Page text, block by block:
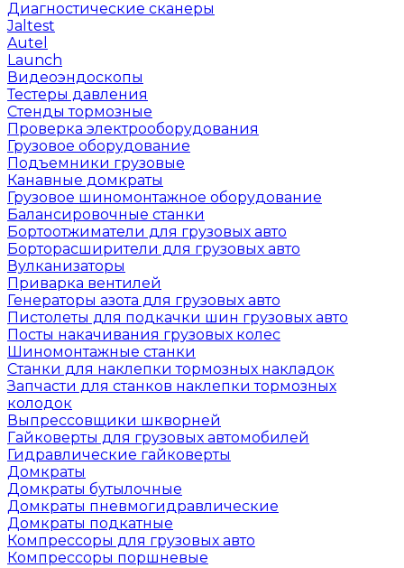
Диагностические сканеры
Jaltest
Autel
Launch
Видеоэндоскопы
Тестеры давления
Стенды тормозные
Проверка электрооборудования
Грузовое оборудование
Подъемники грузовые
Канавные домкраты
Грузовое шиномонтажное оборудование
Балансировочные станки
Бортоотжиматели для грузовых авто
Борторасширители для грузовых авто
Вулканизаторы
Приварка вентилей
Генераторы азота для грузовых авто
Пистолеты для подкачки шин грузовых авто
Посты накачивания грузовых колес
Шиномонтажные станки
Станки для наклепки тормозных накладок
Запчасти для станков наклепки тормозных
колодок
Выпрессовщики шкворней
Гайковерты для грузовых автомобилей
Гидравлические гайковерты
Домкраты
Домкраты бутылочные
Домкраты пневмогидравлические
Домкраты подкатные
Компрессоры для грузовых авто
Компрессоры поршневые